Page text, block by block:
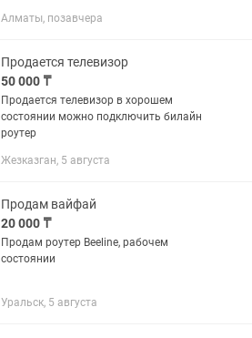
H155-380 --- после прошивки будет
операторов...
Алматы, позавчера
Продается телевизор
50 000 ₸
Продается телевизор в хорошем
состоянии можно подключить билайн
роутер
Жезказган, 5 августа
Продам вайфай
20 000 ₸
Продам роутер Beeline, рабочем
состоянии
Уральск, 5 августа